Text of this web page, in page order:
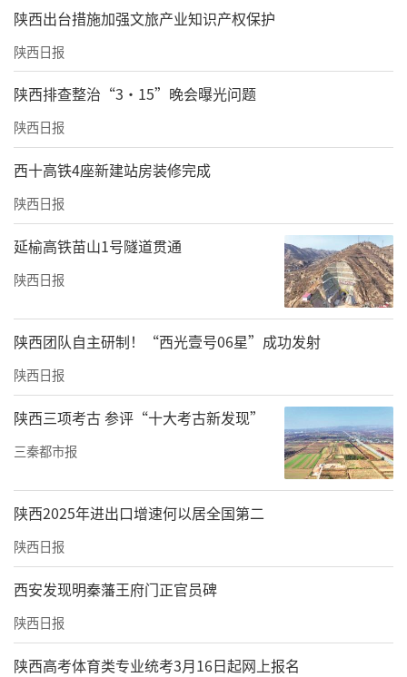
​陕西出台措施加强文旅产业知识产权保护
陕西日报
陕西排查整治“3·15”晚会曝光问题
陕西日报
西十高铁4座新建站房装修完成
陕西日报
延榆高铁苗山1号隧道贯通
陕西日报
陕西团队自主研制！“西光壹号06星”成功发射
陕西日报
陕西三项考古 参评“十大考古新发现”
三秦都市报
陕西2025年进出口增速何以居全国第二
陕西日报
西安发现明秦藩王府门正官员碑
陕西日报
陕西高考体育类专业统考3月16日起网上报名